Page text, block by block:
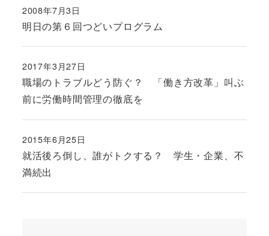
明日の第６回つどいプログラム
投稿日
2008年7月3日
職場のトラブルどう防ぐ？ 「働き方改革」叫ぶ
前に労働時間管理の徹底を
投稿日
2017年3月27日
就活後ろ倒し、誰がトクする？ 学生・企業、不
満続出
投稿日
2015年6月25日